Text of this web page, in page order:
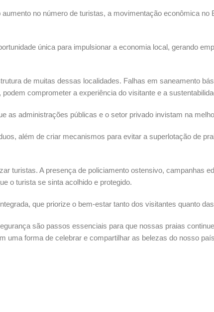
no número de turistas, a movimentação econômica
única para impulsionar a economia local, gerando
de muitas dessas localidades. Falhas em saneamento
comprometer a experiência do visitante e a
as administrações públicas e o setor privado invistam na
além de criar mecanismos para evitar a superlotação de
turistas. A presença de policiamento ostensivo, campanhas
o turista se sinta acolhido e protegido.
que priorize o bem-estar tanto dos visitantes quanto
são passos essenciais para que nossas praias
uma forma de celebrar e compartilhar as belezas do nosso